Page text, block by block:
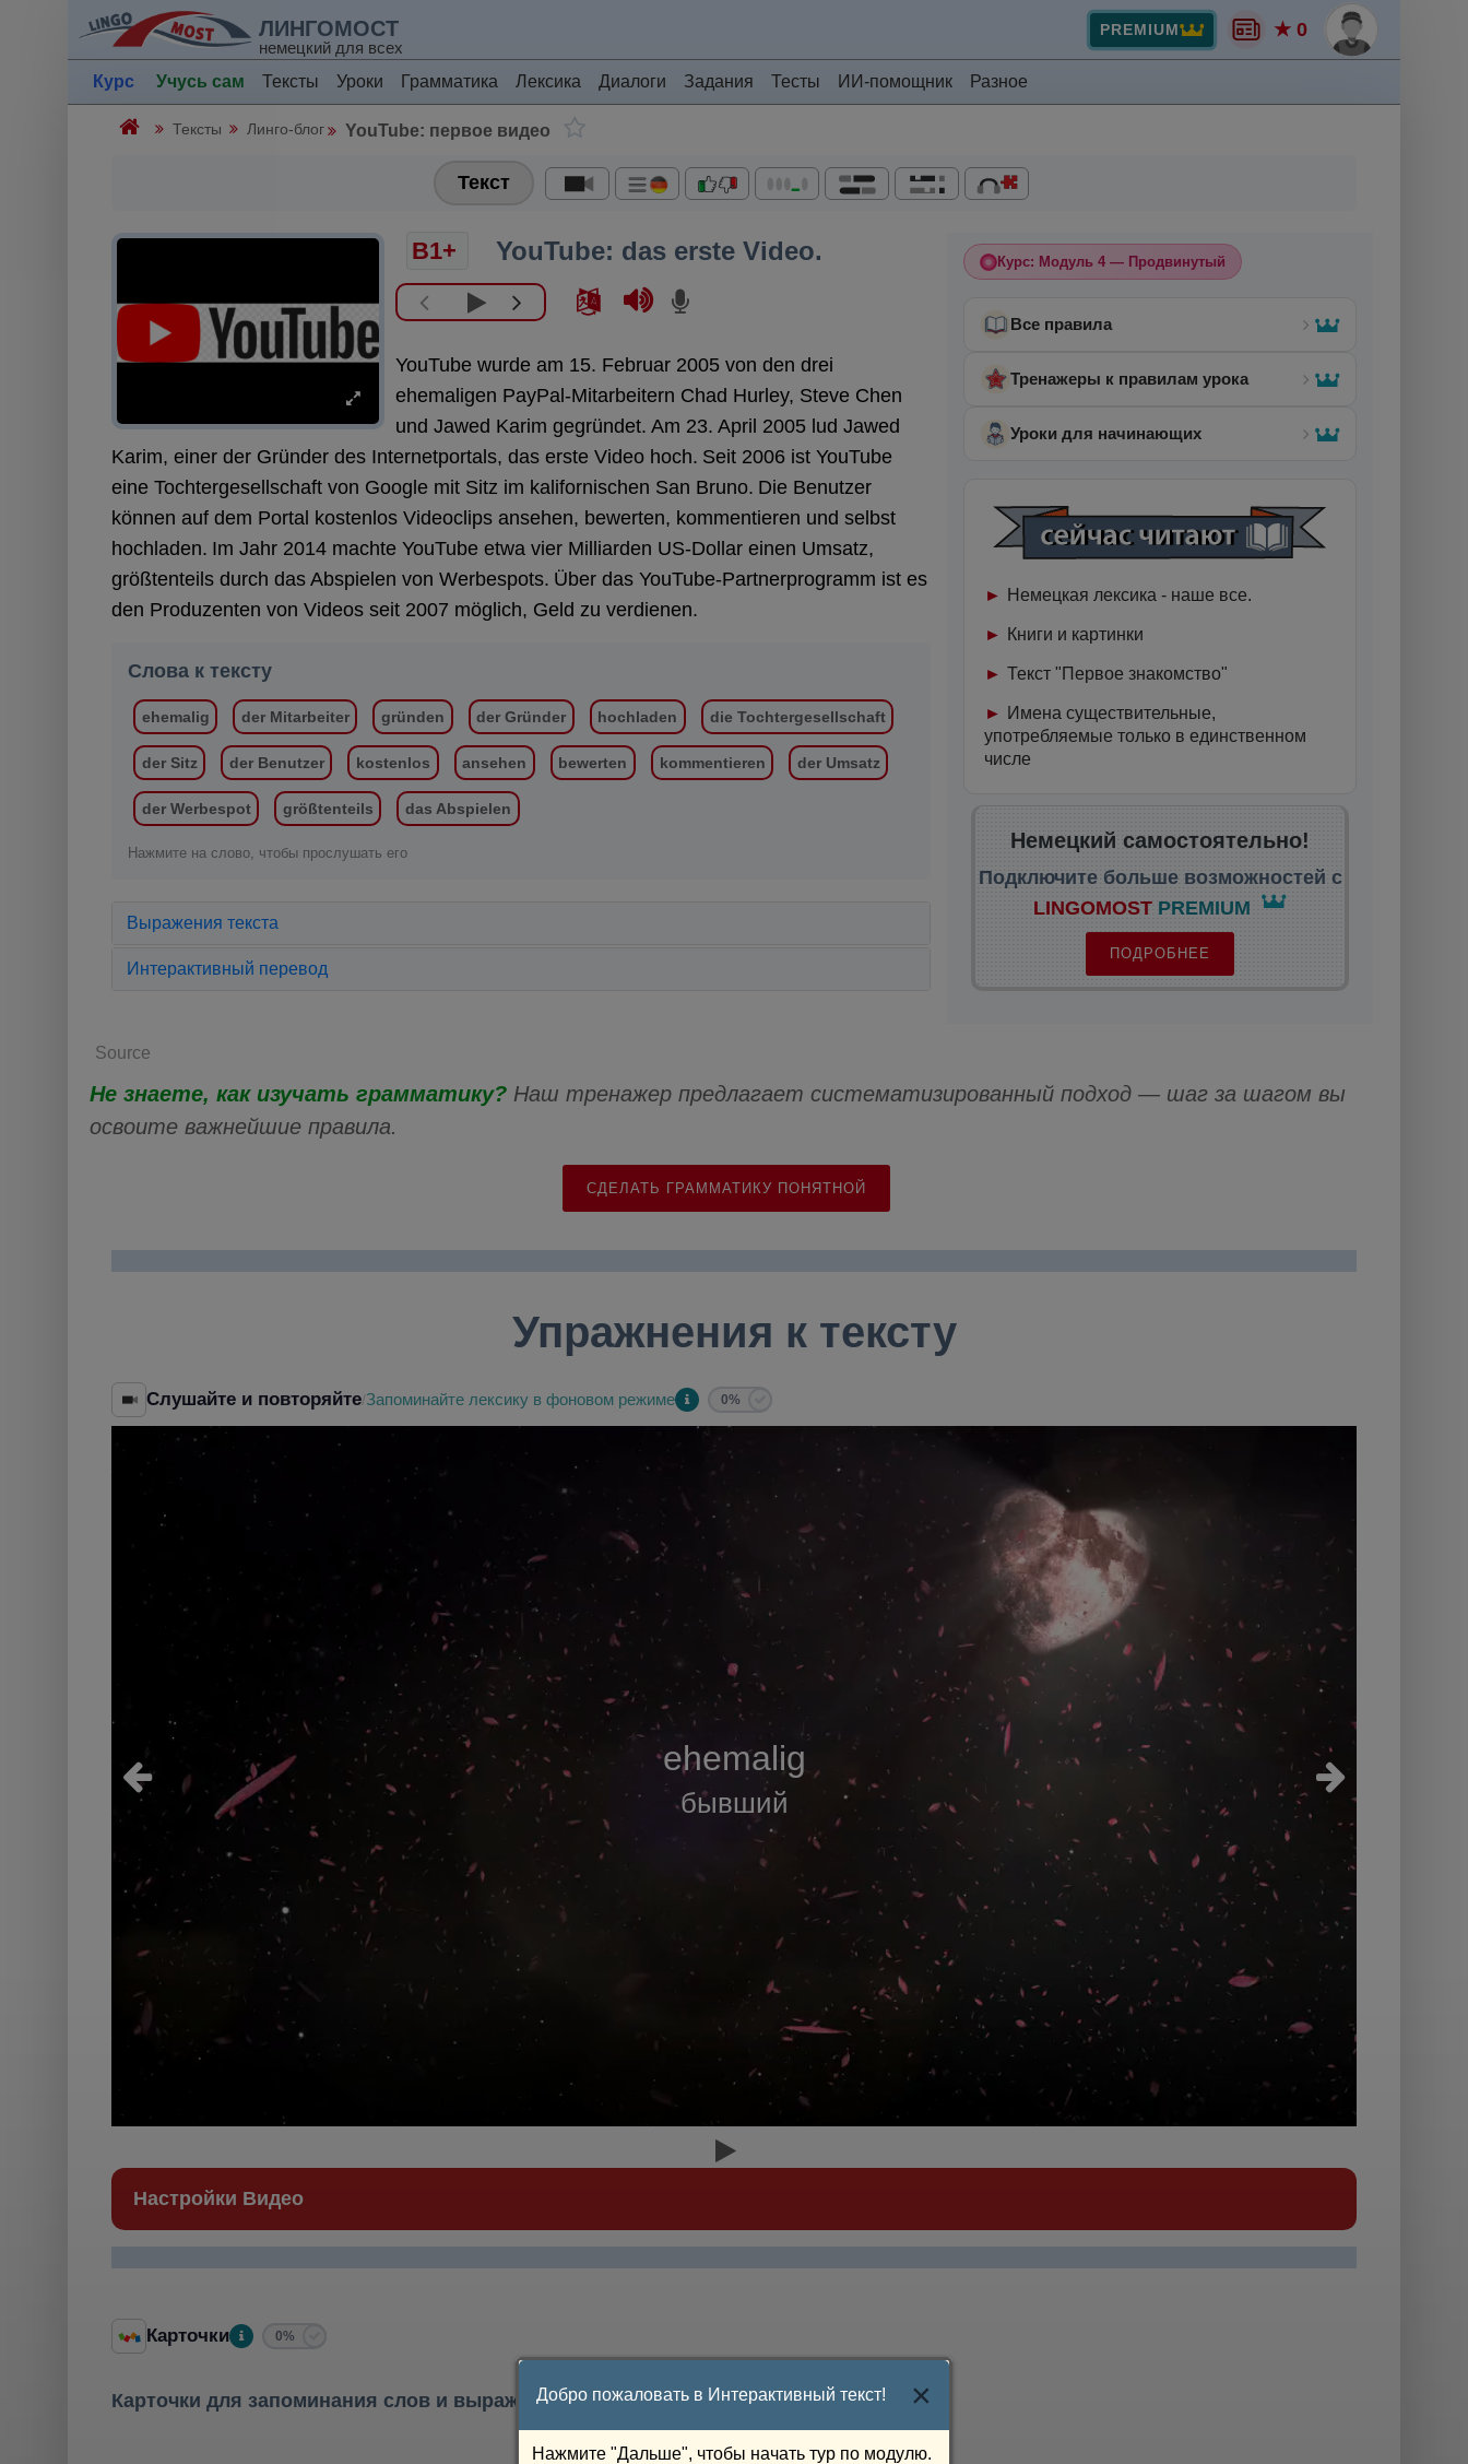
ЛИНГОМОСТ
немецкий для всех
PREMIUM ★ 0
Курс Учусь сам Тексты Уроки Грамматика Лексика Диалоги Задания Тесты ИИ-помощник Разное
Тексты Линго-блог YouTube: первое видео
Текст
B1+ YouTube: das erste Video.
YouTube wurde am 15. Februar 2005 von den drei
ehemaligen PayPal-Mitarbeitern Chad Hurley, Steve Chen
und Jawed Karim gegründet. Am 23. April 2005 lud Jawed
Karim, einer der Gründer des Internetportals, das erste Video hoch. Seit 2006 ist YouTube
eine Tochtergesellschaft von Google mit Sitz im kalifornischen San Bruno. Die Benutzer
können auf dem Portal kostenlos Videoclips ansehen, bewerten, kommentieren und selbst
hochladen. Im Jahr 2014 machte YouTube etwa vier Milliarden US-Dollar einen Umsatz,
größtenteils durch das Abspielen von Werbespots. Über das YouTube-Partnerprogramm ist es
den Produzenten von Videos seit 2007 möglich, Geld zu verdienen.
Слова к тексту
ehemalig der Mitarbeiter gründen der Gründer hochladen die Tochtergesellschaft
der Sitz der Benutzer kostenlos ansehen bewerten kommentieren der Umsatz
der Werbespot größtenteils das Abspielen
Нажмите на слово, чтобы прослушать его
Выражения текста
Интерактивный перевод
Курс: Модуль 4 — Продвинутый
Все правила
Тренажеры к правилам урока
Уроки для начинающих
Немецкая лексика - наше все.
Книги и картинки
Текст "Первое знакомство"
Имена существительные,
употребляемые только в единственном
числе
Немецкий самостоятельно!
Подключите больше возможностей с
LINGOMOST PREMIUM
ПОДРОБНЕЕ
Source
Не знаете, как изучать грамматику? Наш тренажер предлагает систематизированный подход — шаг за шагом вы
освоите важнейшие правила.
СДЕЛАТЬ ГРАММАТИКУ ПОНЯТНОЙ
Упражнения к тексту
Слушайте и повторяйте/Запоминайте лексику в фоновом режиме 0%
ehemalig
бывший
Настройки Видео
Карточки 0%
Карточки для запоминания слов и выражений
0/16
Добро пожаловать в Интерактивный текст! ×
Нажмите "Дальше", чтобы начать тур по модулю.